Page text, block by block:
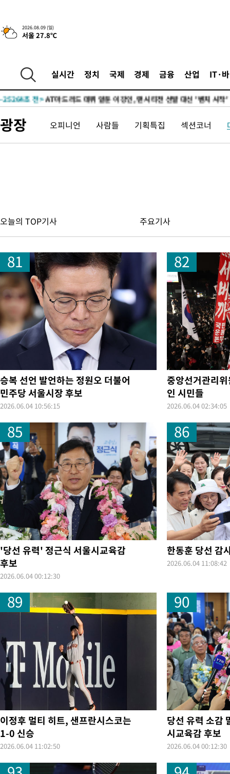
2026.08.09 (일)
서울 27.8℃
실시간 정치 국제 경제 금융 산업 IT·
-28922초 전 >
이강인 ATM 입단식에 '상암벌 들썩'…"세계적인 선수 되길"
-27918초 전 >
-25264초 전 >AT마드리드 데뷔 앞둔 이강인, 맨시티전 선발 대신 '벤치 시작'
44.40%
-23228초 전 >
與 강원·TK 당원투표 합산 김민석 46.01%로 승리…정청래
-23068초 전 >[속보]與전대 권리당원투표…강원·경북 김민석, 대구 정청래
정상
-8499초 전 >
"얼마나 더웠으면"…안동 물길공원서 헤엄친 구렁이 '소동'
-7698초 전 >'2경기 연속 침묵' 손흥민, 톨루카전 68분만 뛰고 슈팅 0개
-6450초 전 >이강인, 오늘 서울서 AT마드리드 입단식…'전례 없는 특급대우'
1시간 전 >'여긴 20도, 저긴 50도'…열화상 카메라로 본 폭염 저감시설 '온도
1시간 전 >콜롬비아 신임 우파 대통령 취임 하루만에 차량폭탄 폭발 사건
3시간 전 >튀르키예 외무장관, "메카 3국 방위협정은 이란이 목표 아냐 " 밝혀
4시간 전 >이군이 불법 군시설 건설한 레바논 남부에서 레바논군 3명 폭발로
5시간 전 >[속보]美중부 사령관, 이스라엘 긴급방문 다중화된 전선 상황 논의
-28922초 전 >
이강인 ATM 입단식에 '상암벌 들썩'…"세계적인 선수 되길"
-27918초 전 >태풍 돌핀, 중 저장성 타이저우시 해안에 상륙 (1보)
-25264초 전 >AT마드리드 데뷔 앞둔 이강인, 맨시티전 선발 대신 '벤치 시작'
-23894초 전 >[속보]與 강원·TK 당원투표 합산 김민석 48.54%로 승리…정
44.53%
-23068초 전 >
[속보]與전대 권리당원투표…강원·경북 김민석, 대구 정청래
-22875초 전 >
[속보]與 당대표 경선, 경북 권리당원 투표 김민석 47.37%·정
45.71%
-22777초 전 > [속보]與 당대표 경선, 대구 권리당원 투표 정청래 47.82%·김
46.35%
-22574초 전 >[속보]與 당대표 경선, 강원 권리당원 투표 김민석 승리
득표
-20492초 전 >"일본축구협회, 대한축구협회 성 접대 의혹 심판 조사"
-13134초 전 >[속보]장은수, KLPGA 제주삼다수 역전 우승…데뷔 10년 차에
정상
-8499초 전 >"얼마나 더웠으면"…안동 물길공원서 헤엄친 구렁이 '소동'
-8426초 전 >손흥민, 68분 뛰고 2경기 침묵…LAFC, 톨루카에 1-0 승리(종합)
-7698초 전 >'2경기 연속 침묵' 손흥민, 톨루카전 68분만 뛰고 슈팅 0개
-6450초 전 >
이강인, 오늘 서울서 AT마드리드 입단식…'전례 없는 특급대우'
1시간 전 >'여긴 20도, 저긴 50도'…열화상 카메라로 본 폭염 저감시설 '온도
3시간 전 >
튀르키예 외무장관, "메카 3국 방위협정은 이란이 목표 아냐 " 밝혀
이군이 불법 군시설 건설한 레바논 남부에서 레바논군 3명 폭발로
[속보]美중부 사령관, 이스라엘 긴급방문 다중화된 전선 상황 논의
광장 오피니언 사람들 기획특집 섹션코너
오늘의 TOP기사 주요기사
81
승복 선언 발언하는 정원오 더불어
민주당 서울시장 후보
2026.06.04 10:56:15
82
중앙선거관리
인 시민들
2026.06.04 02:34:05
85
'당선 유력' 정근식 서울시교육감
후보
2026.06.04 00:12:30
86
한동훈 당선 감
2026.06.04 11:08:42
89
이정후 멀티 히트, 샌프란시스코는
1-0 신승
2026.06.04 11:02:50
90
당선 유력 소감
시교육감 후보
2026.06.04 00:12:30